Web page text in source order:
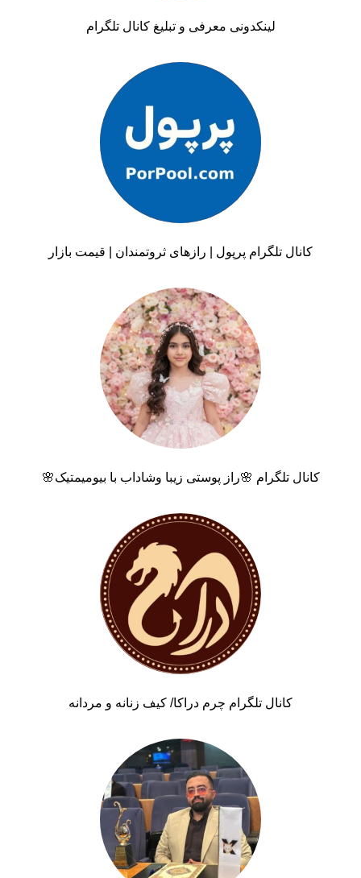
لینکدونی معرفی و تبلیغ کانال تلگرام
کانال تلگرام پرپول | رازهای ثروتمندان | قیمت بازار
کانال تلگرام 🌸راز پوستی زیبا وشاداب با بیومیمتیک🌸
کانال تلگرام چرم دراکا/ کیف زنانه و مردانه